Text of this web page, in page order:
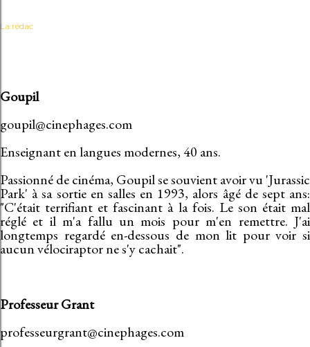
La rédac
Goupil
goupil@cinephages.com
Enseignant en langues modernes, 40 ans.
Passionné de cinéma, Goupil se souvient avoir vu 'Jurassic
Park' à sa sortie en salles en 1993, alors âgé de sept ans:
"C'était terrifiant et fascinant à la fois. Le son était mal
réglé et il m'a fallu un mois pour m'en remettre. J'ai
longtemps regardé en-dessous de mon lit pour voir si
aucun vélociraptor ne s'y cachait".
Professeur Grant
professeurgrant@cinephages.com